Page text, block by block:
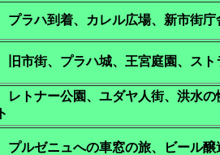
プラハ到着、カレル広場、新市街庁
旧市街、プラハ城、王宮庭園、スト
レトナー公園、ユダヤ人街、洪水の
ト
プルゼニュへの車窓の旅、ビール醸